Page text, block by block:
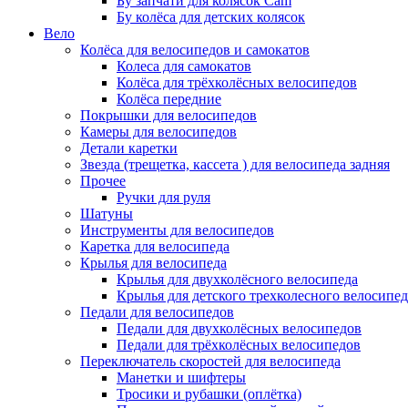
Бу колёса для детских колясок
Вело
Колёса для велосипедов и самокатов
Колеса для самокатов
Колёса для трёхколёсных велосипедов
Колёса передние
Покрышки для велосипедов
Камеры для велосипедов
Детали каретки
Звезда (трещетка, кассета ) для велосипеда задняя
Прочее
Ручки для руля
Шатуны
Инструменты для велосипедов
Каретка для велосипеда
Крылья для велосипеда
Крылья для двухколёсного велосипеда
Крылья для детского трехколесного
Педали для велосипедов
Педали для двухколёсных велосипедов
Педали для трёхколёсных велосипедов
Переключатель скоростей для велосипеда
Манетки и шифтеры
Тросики и рубашки (оплётка)